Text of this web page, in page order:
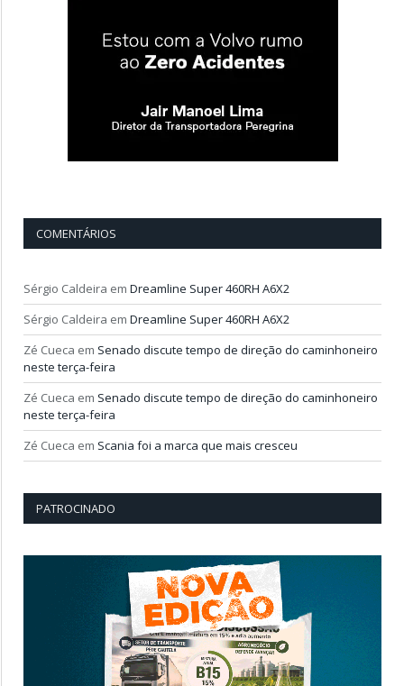
COMENTÁRIOS
Sérgio Caldeira em Dreamline Super 460RH A6X2
Sérgio Caldeira em Dreamline Super 460RH A6X2
Zé Cueca em Senado discute tempo de direção do caminhoneiro
neste terça-feira
Zé Cueca em Senado discute tempo de direção do caminhoneiro
neste terça-feira
Zé Cueca em Scania foi a marca que mais cresceu
PATROCINADO